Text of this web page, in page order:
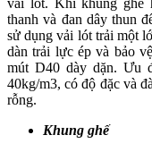
vải lót. Khi khung ghế
thanh và đan dây thun
sử dụng vải lót trải một
dàn trải lực ép và bảo
mút D40 dày dặn. Ưu
40kg/m3, có độ đặc và
rỗng.
Khung ghế